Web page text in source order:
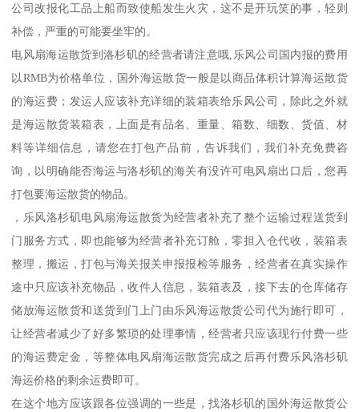
公司改报化工品上船而致使船发生火灾，这不是开玩笑的事，轻则
补偿，严重的可能要坐牢的。
电风扇海运散货到洛杉矶的经营者请注意哦,乐风公司国内报的费用
以RMB为价格单位，国外海运散货一般是以商品体积计算海运散货
的海运费；发运人应该补充详细的装箱表给乐风公司，除此之外就
是海运散货装箱表，上面是有品名、重量、箱数、细数、货值、材
料等详细信息，请您在打包产品前，告诉我们，我们补充免费咨
询，以明确能否海运与洛杉矶的海关有没许可电风扇出口后，您再
打包要海运散货的物品。
，乐风洛杉矶电风扇海运散货为经营者补充了整个运输过程送货到
门服务方式，即也能够为经营者补充订舱，零担入仓代收，装箱表
整理，搬运，打包与海关报关申报报检等服务，经营者在真实操作
途中只应该补充物品，收件人信息，装箱表及，接下去的仓库储存
储放海运散货和送货到门上门由乐风海运散货公司代为施行即可，
让经营者减少了好多繁琐的处理事情，经营者只应该现行付费一些
的海运费定金，等整体电风扇海运散货完成之后再付费乐风洛杉矶
海运价格的剩余运费即可。
在这个地方应该跟各位强调的一些是，找洛杉矶的国外海运散货公